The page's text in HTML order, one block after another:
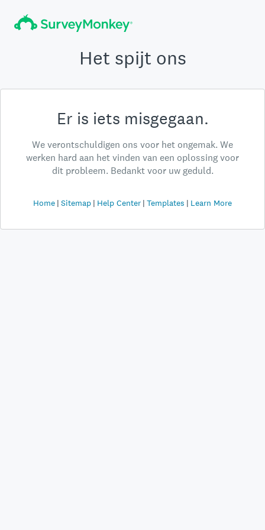
Het spijt ons
Er is iets misgegaan.
We verontschuldigen ons voor het ongemak. We
werken hard aan het vinden van een oplossing voor
dit probleem. Bedankt voor uw geduld.
Home Sitemap Help Center Templates Learn More